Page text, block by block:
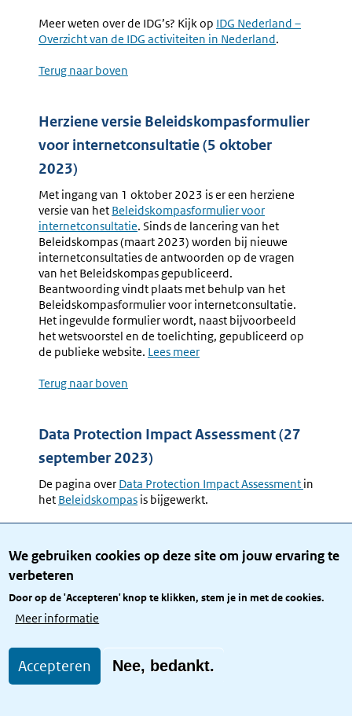
We gebruiken cookies op deze site om jouw ervaring te
verbeteren
Door op de 'Accepteren' knop te klikken, stem je in met de cookies.
Meer informatie
Accepteren Nee, bedankt.
Meer weten over de IDG’s? Kijk op Externe
link:
IDG Nederland –
Overzicht van de IDG activiteiten in Nederland.
Terug naar boven
Herziene versie Beleidskompasformulier
voor internetconsultatie (5 oktober
2023)
Met ingang van 1 oktober 2023 is er een herziene
versie van het Beleidskompasformulier voor
internetconsultatie. Sinds de lancering van het
Beleidskompas (maart 2023) worden bij nieuwe
internetconsultaties de antwoorden op de vragen
van het Beleidskompas gepubliceerd.
Beantwoording vindt plaats met behulp van het
Beleidskompasformulier voor internetconsultatie.
Het ingevulde formulier wordt, naast bijvoorbeeld
het wetsvoorstel en de toelichting, gepubliceerd op
de publieke website. Lees meer
Terug naar boven
Data Protection Impact Assessment (27
september 2023)
De pagina over Data Protection Impact Assessment in
het Beleidskompas is bijgewerkt.
Protection Impact Assessment (DPIA) dat binnen de
overheid gebruikt wordt om hoog-risico
verwerkingen van persoonsgegevens te beoordelen.
Er is een nieuwModel DPIA Rijksdienst beschikbaar.
Naast het model DPIA Rijksdienst wordt in de
rapportagemodel DPIA Rijksdienst. Het
rapportagemodel wordt gebruikt als sjabloon voor
een DPIA-rapportage. Hierin komen de 17 punten